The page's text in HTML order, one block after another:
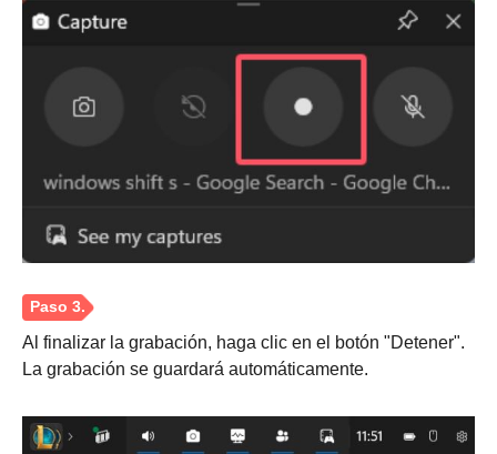
Paso 2.
Al finalizar la grabación, haga clic en el botón "Detener".
La grabación se guardará automáticamente.